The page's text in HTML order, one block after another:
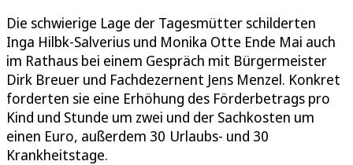
Die schwierige Lage der Tagesmütter schilderten
Inga Hilbk-Salverius und Monika Otte Ende Mai auch
im Rathaus bei einem Gespräch mit Bürgermeister
Dirk Breuer und Fachdezernent Jens Menzel. Konkret
forderten sie eine Erhöhung des Förderbetrags pro
Kind und Stunde um zwei und der Sachkosten um
einen Euro, außerdem 30 Urlaubs- und 30
Krankheitstage.